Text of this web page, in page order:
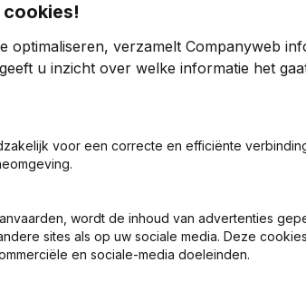
Probeer gratis Meer ontdekken
cookies!
optimaliseren, verzamelt Companyweb
geeft u inzicht over welke informatie het
voor een correcte en efficiënte
wordt de inhoud van advertenties
sites als op uw sociale media. Deze
en sociale-media doeleinden.